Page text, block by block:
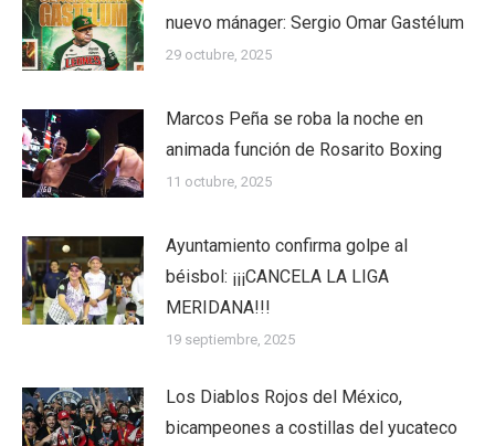
nuevo mánager: Sergio Omar Gastélum
29 octubre, 2025
Marcos Peña se roba la noche en
animada función de Rosarito Boxing
11 octubre, 2025
Ayuntamiento confirma golpe al
béisbol: ¡¡¡CANCELA LA LIGA
MERIDANA!!!
19 septiembre, 2025
Los Diablos Rojos del México,
bicampeones a costillas del yucateco